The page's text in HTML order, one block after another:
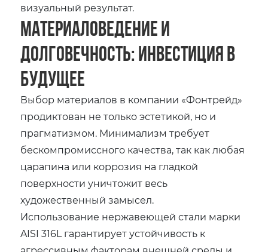
визуальный результат.
Материаловедение и
долговечность: Инвестиция в
будущее
Выбор материалов в компании «Фонтрейд»
продиктован не только эстетикой, но и
прагматизмом. Минимализм требует
бескомпромиссного качества, так как любая
царапина или коррозия на гладкой
поверхности уничтожит весь
художественный замысел.
Использование нержавеющей стали марки
AISI 316L гарантирует устойчивость к